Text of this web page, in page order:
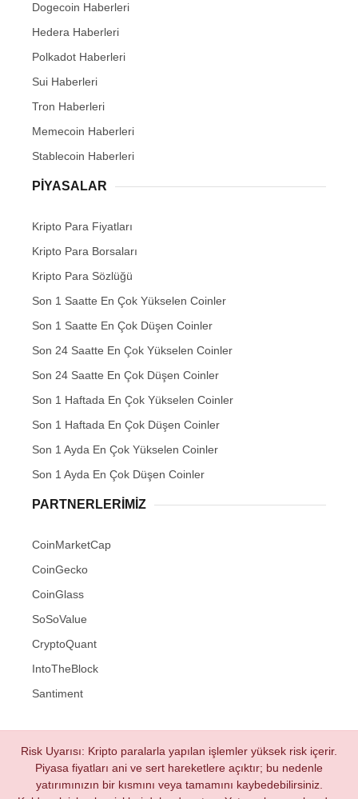
Dogecoin Haberleri
Hedera Haberleri
Polkadot Haberleri
Sui Haberleri
Tron Haberleri
Memecoin Haberleri
Stablecoin Haberleri
PIYASALAR
Kripto Para Fiyatları
Kripto Para Borsaları
Kripto Para Sözlüğü
Son 1 Saatte En Çok Yükselen Coinler
Son 1 Saatte En Çok Düşen Coinler
Son 24 Saatte En Çok Yükselen Coinler
Son 24 Saatte En Çok Düşen Coinler
Son 1 Haftada En Çok Yükselen Coinler
Son 1 Haftada En Çok Düşen Coinler
Son 1 Ayda En Çok Yükselen Coinler
Son 1 Ayda En Çok Düşen Coinler
PARTNERLERIMIZ
CoinMarketCap
CoinGecko
CoinGlass
SoSoValue
CryptoQuant
IntoTheBlock
Santiment
Risk Uyarısı: Kripto paralarla yapılan işlemler yüksek risk içerir.
Piyasa fiyatları ani ve sert hareketlere açıktır; bu nedenle
yatırımınızın bir kısmını veya tamamını kaybedebilirsiniz.